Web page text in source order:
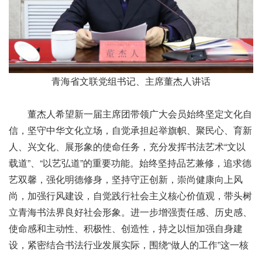
青海省文联党组书记、主席董杰人讲话
董杰人希望新一届主席团带领广大会员始终坚定文化自
信，坚守中华文化立场，自觉承担起举旗帜、聚民心、育新
人、兴文化、展形象的使命任务，充分发挥书法艺术“文以
载道”、“以艺弘道”的重要功能。始终坚持品艺兼修，追求德
艺双馨，强化明德修身，坚持守正创新，崇尚健康向上风
尚，加强行风建设，自觉践行社会主义核心价值观，带头树
立青海书法界良好社会形象。进一步增强责任感、历史感、
使命感和主动性、积极性、创造性，持之以恒加强自身建
设，紧密结合书法行业发展实际，围绕“做人的工作”这一核